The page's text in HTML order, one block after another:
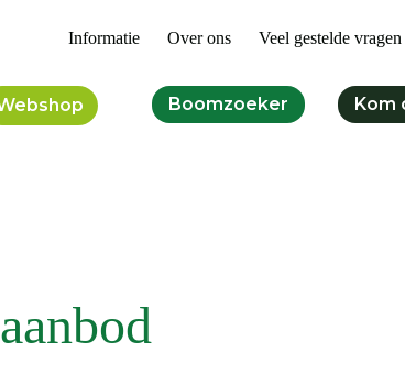
Informatie Over ons Veel gestelde vragen
Boomzoeker Kom